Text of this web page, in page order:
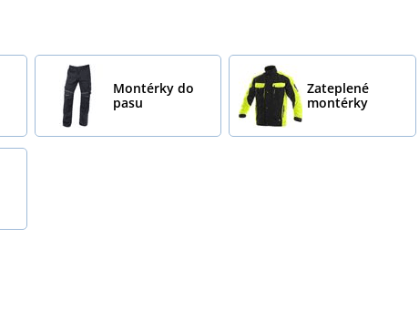
Montérky do
pasu
Zateplené
montérky